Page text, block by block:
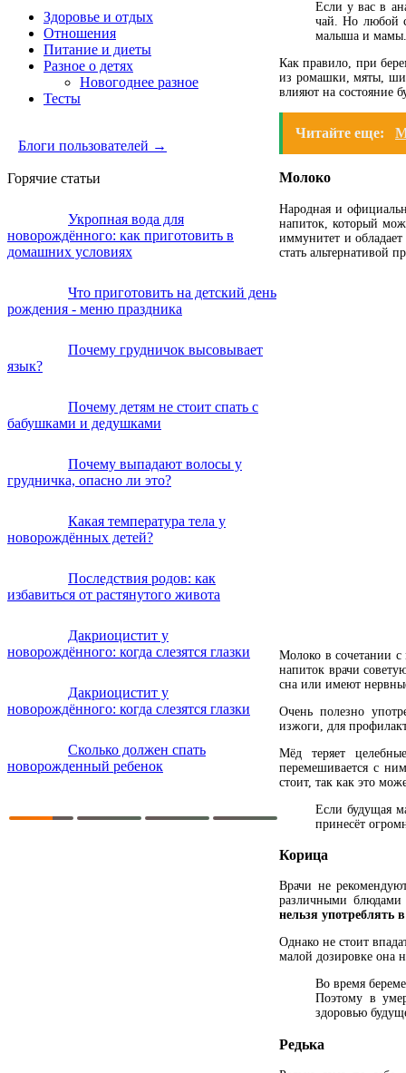
Здоровье и отдых
Отношения
Питание и диеты
Разное о детях
Новогоднее разное
Тесты
Блоги пользователей →
Горячие статьи
Укропная вода для
новорождённого: как приготовить в
домашних условиях
Что приготовить на детский день
рождения - меню праздника
Почему грудничок высовывает
язык?
Почему детям не стоит спать с
бабушками и дедушками
Почему выпадают волосы у
грудничка, опасно ли это?
Какая температура тела у
новорождённых детей?
Последствия родов: как
избавиться от растянутого живота
Дакриоцистит у
новорождённого: когда слезятся глазки
Дакриоцистит у
новорождённого: когда слезятся глазки
Сколько должен спать
новорожденный ребенок
Если у вас в
чай. Но любой
малыша и мамы.
Как правило, при
из ромашки, мяты,
влияют на состояние
Читайте еще:
Молоко
Народная и
напиток, который
иммунитет и
стать альтернативой
Молоко в сочетании
напиток врачи
сна или имеют
Очень полезно
изжоги, для
Мёд теряет
перемешивается с
стоит, так как это
Если будущая
принесёт
Корица
Врачи не
различными
нельзя употреблять
Однако не стоит
малой дозировке она
Во время
Поэтому в
здоровью
Редька